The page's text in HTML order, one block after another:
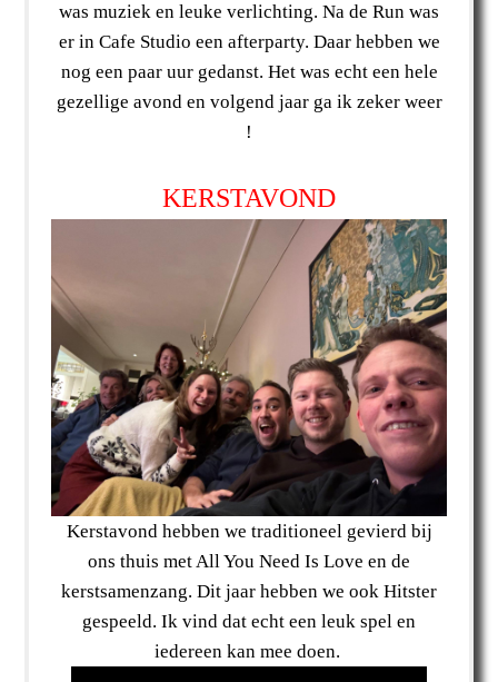
was muziek en leuke verlichting. Na de Run was
er in Cafe Studio een afterparty. Daar hebben we
nog een paar uur gedanst. Het was echt een hele
gezellige avond en volgend jaar ga ik zeker weer
!
KERSTAVOND
Kerstavond hebben we traditioneel gevierd bij
ons thuis met All You Need Is Love en de
kerstsamenzang. Dit jaar hebben we ook Hitster
gespeeld. Ik vind dat echt een leuk spel en
iedereen kan mee doen.